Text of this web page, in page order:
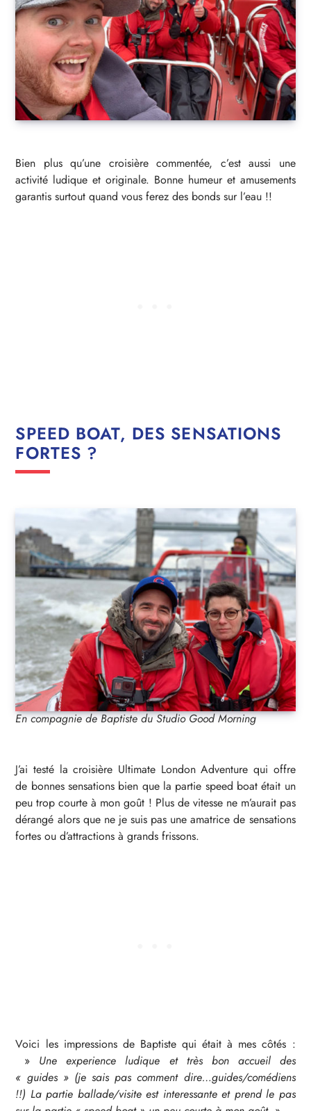
Bien plus qu’une croisière commentée, c’est aussi une
activité ludique et originale. Bonne humeur et amusements
garantis surtout quand vous ferez des bonds sur l’eau !!
SPEED BOAT, DES SENSATIONS
FORTES ?
En compagnie de Baptiste du Studio Good Morning
J’ai testé la croisière Ultimate London Adventure qui offre
de bonnes sensations bien que la partie speed boat était un
peu trop courte à mon goût ! Plus de vitesse ne m’aurait pas
dérangé alors que ne je suis pas une amatrice de sensations
fortes ou d’attractions à grands frissons.
Voici les impressions de Baptiste qui était à mes côtés :
» Une experience ludique et très bon accueil des
« guides » (je sais pas comment dire…guides/comédiens
!!) La partie ballade/visite est interessante et prend le pas